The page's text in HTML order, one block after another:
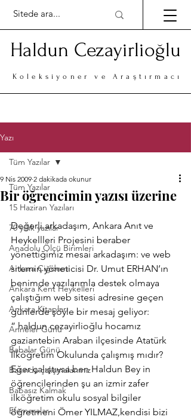
Haldun Cezayirlioğlu
Koleksiyoner ve Araştırmacı
Yazı
Tüm Yazılar
15 Haziran Yazıları
70 yıllık yazılar
Anadolu Ölçü Birimleri
Ankara Çiğdemi
Ankara Kent Heykelleri
Ankara Kitapları
Anneler Günü
Babalar Günü
Basında çalışmalarımız
Babasız Kalmak
Efemeralar
Tüm Yazılar
Bir öğrencimin yazısı üzerine
9 Nis 2009 2 dakikada okunur
Değerli arkadaşım, Ankara Anıt ve
Heykellleri Projesini beraber
yönettiğimiz mesai arkadaşım: ve web
sitemin yöneticisi Dr. Umut ERHAN’ın
benimde yazılarımla destek olmaya
çalıştığım web sitesi adresine geçen
günlerde şöyle bir mesaj geliyor:
” haldun cezayirlioğlu hocamız
gaziantebin Araban ilçesinde Atatürk
İlköğretim Okulunda çalışmış mıdır?
Eğer çalıştıysa ben Haldun Bey in
öğrencilerinden şu an izmir zafer
ilköğretim okulu sosyal bilgiler
öğretmeni Ömer YILMAZ,kendisi bizi